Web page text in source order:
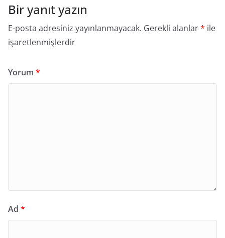
Bir yanıt yazın
E-posta adresiniz yayınlanmayacak. Gerekli alanlar* ile
işaretlenmişlerdir
Yorum *
Ad *